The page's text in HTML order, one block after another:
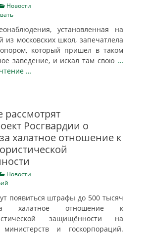
Categories
Новости
установленная на
из московских школ, запечатлела
который пришел в таком
заведение, и искал там свою …
…
рассмотрят
Росгвардии о
халатное отношение к
Categories
Новости
появиться штрафы до 500 тысяч
халатное отношение к
защищённости на
и госкорпораций.